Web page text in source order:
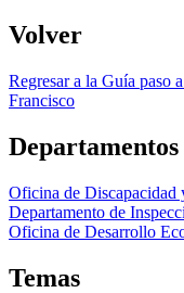
Volver
Regresar a la Guía paso
Francisco
Departamentos
Oficina de Discapacidad
Departamento de
Oficina de Desarrollo
Temas